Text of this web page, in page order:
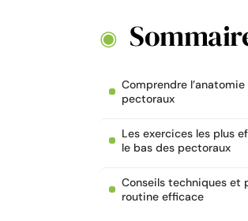
Comprendre
pectoraux
Les exercices les plus
le bas des pectoraux
Conseils techniques et
routine efficace